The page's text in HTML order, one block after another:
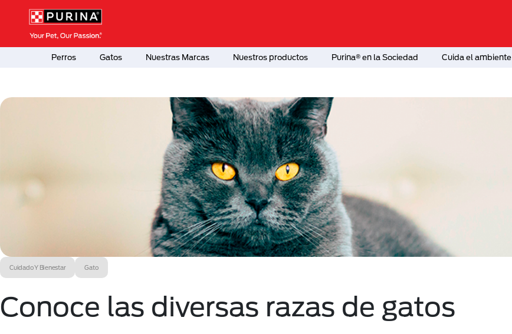
Pasar al contenido principal
Menú Secundario Purina
Menú Principal Purina
Perros Gatos Nuestras Marcas Nuestros productos Purina® en la Sociedad Cuida el ambiente
Cuidado Y Bienestar Gato
Conoce las diversas razas de gatos